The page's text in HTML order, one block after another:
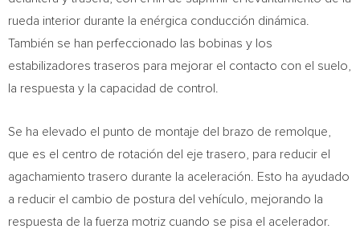
rueda interior durante la enérgica conducción dinámica.
También se han perfeccionado las bobinas y los
estabilizadores traseros para mejorar el contacto con el suelo,
la respuesta y la capacidad de control.
Se ha elevado el punto de montaje del brazo de remolque,
que es el centro de rotación del eje trasero, para reducir el
agachamiento trasero durante la aceleración. Esto ha ayudado
a reducir el cambio de postura del vehículo, mejorando la
respuesta de la fuerza motriz cuando se pisa el acelerador.